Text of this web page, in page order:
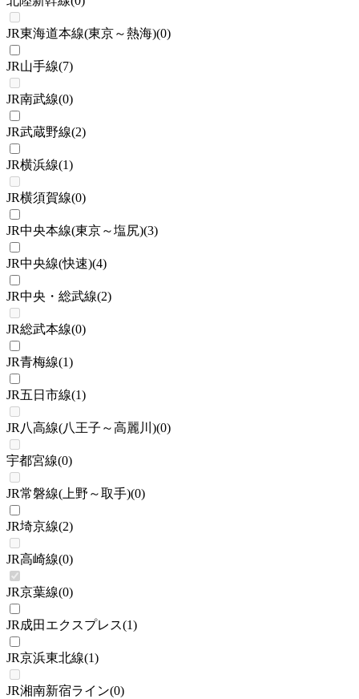
JR東海道本線(東京～熱海)(0)
JR山手線(7)
JR南武線(0)
JR武蔵野線(2)
JR横浜線(1)
JR横須賀線(0)
JR中央本線(東京～塩尻)(3)
JR中央線(快速)(4)
JR中央・総武線(2)
JR総武本線(0)
JR青梅線(1)
JR五日市線(1)
JR八高線(八王子～高麗川)(0)
宇都宮線(0)
JR常磐線(上野～取手)(0)
JR埼京線(2)
JR高崎線(0)
JR京葉線(0)
JR成田エクスプレス(1)
JR京浜東北線(1)
JR湘南新宿ライン(0)